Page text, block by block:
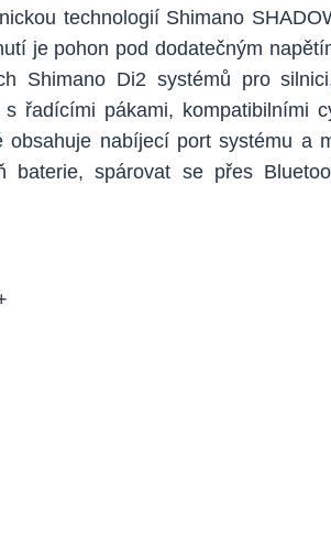
technologií Shimano
je pohon pod dodatečným
Shimano Di2 systémů pro
řadícími pákami, kompatibilními
nabíjecí port systému a
baterie, spárovat se přes